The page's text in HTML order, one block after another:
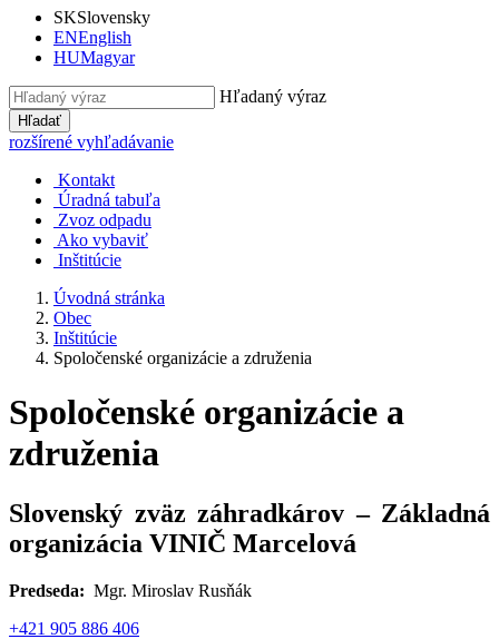
SKSlovensky
ENEnglish
HUMagyar
Hľadaný výraz
Hľadať
rozšírené vyhľadávanie
Kontakt
Úradná tabuľa
Zvoz odpadu
Ako vybaviť
Inštitúcie
Úvodná stránka
Obec
Inštitúcie
Spoločenské organizácie a združenia
Spoločenské organizácie a
združenia
Slovenský zväz záhradkárov – Základná
organizácia VINIČ Marcelová
Predseda: Mgr. Miroslav Rusňák
+421 905 886 406